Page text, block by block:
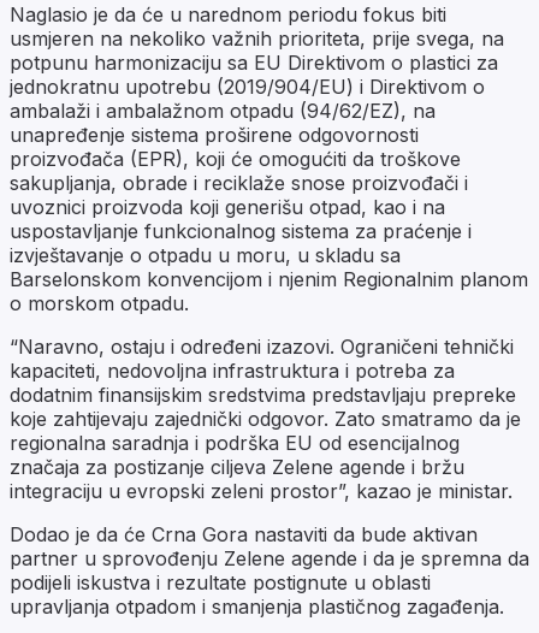
Naglasio je da će u narednom periodu fokus biti
usmjeren na nekoliko važnih prioriteta, prije svega, na
potpunu harmonizaciju sa EU Direktivom o plastici za
jednokratnu upotrebu (2019/904/EU) i Direktivom o
ambalaži i ambalažnom otpadu (94/62/EZ), na
unapređenje sistema proširene odgovornosti
proizvođača (EPR), koji će omogućiti da troškove
sakupljanja, obrade i reciklaže snose proizvođači i
uvoznici proizvoda koji generišu otpad, kao i na
uspostavljanje funkcionalnog sistema za praćenje i
izvještavanje o otpadu u moru, u skladu sa
Barselonskom konvencijom i njenim Regionalnim planom
o morskom otpadu.
“Naravno, ostaju i određeni izazovi. Ograničeni tehnički
kapaciteti, nedovoljna infrastruktura i potreba za
dodatnim finansijskim sredstvima predstavljaju prepreke
koje zahtijevaju zajednički odgovor. Zato smatramo da je
regionalna saradnja i podrška EU od esencijalnog
značaja za postizanje ciljeva Zelene agende i bržu
integraciju u evropski zeleni prostor”, kazao je ministar.
Dodao je da će Crna Gora nastaviti da bude aktivan
partner u sprovođenju Zelene agende i da je spremna da
podijeli iskustva i rezultate postignute u oblasti
upravljanja otpadom i smanjenja plastičnog zagađenja.